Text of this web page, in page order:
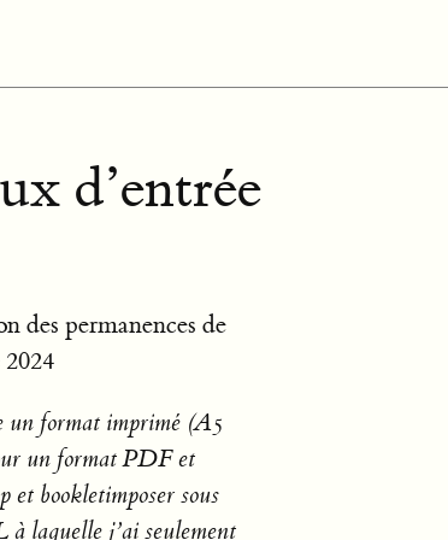
d’entrée
des permanences de
un format imprimé (A5
un format PDF et
bookletimposer sous
laquelle j’ai seulement